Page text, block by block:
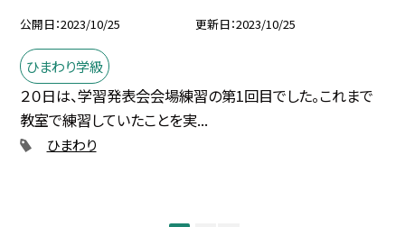
公開日 2023/10/25 更新日 2023/10/25
ひまわり学級
２０日は、学習発表会会場練習の第1回目でした。これまで
教室で練習していたことを実...
ひまわり